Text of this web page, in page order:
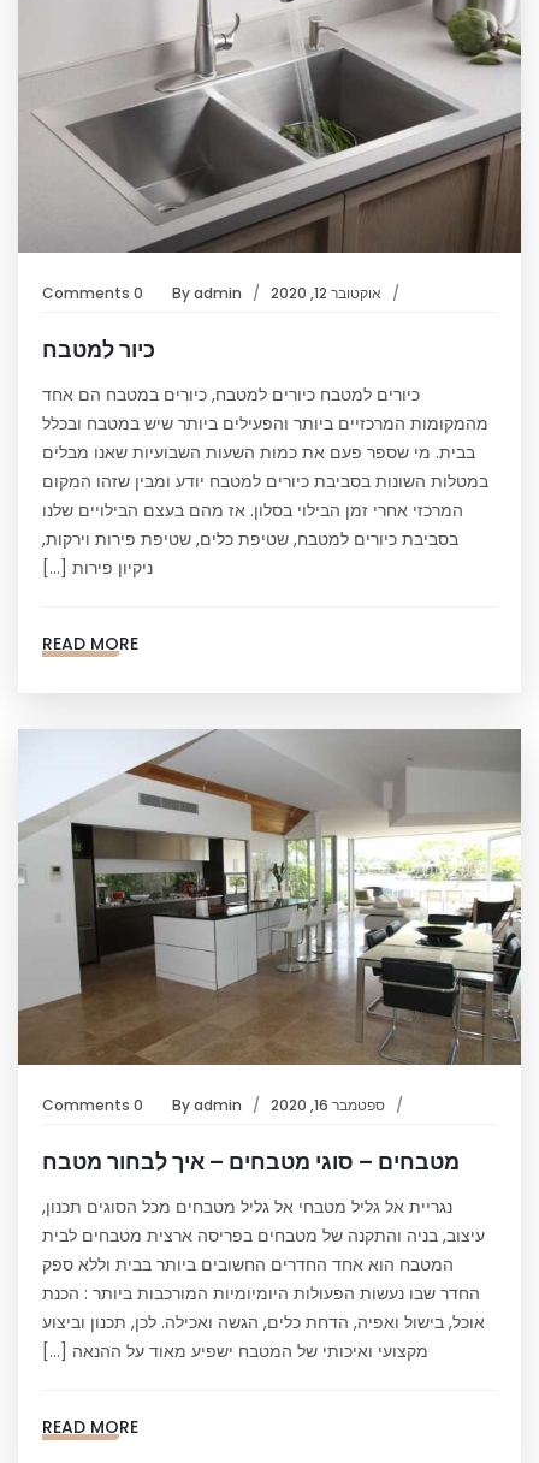
אוקטובר 12, 2020 Byadmin
0 Comments
כיור למטבח
כיורים למטבח כיורים למטבח, כיורים במטבח הם אחד
מהמקומות המרכזיים ביותר והפעילים ביותר שיש במטבח ובכלל
בבית. מי שספר פעם את כמות השעות השבועיות שאנו מבלים
במטלות השונות בסביבת כיורים למטבח יודע ומבין שזהו המקום
המרכזי אחרי זמן הבילוי בסלון. אז מהם בעצם הבילויים שלנו
בסביבת כיורים למטבח, שטיפת כלים, שטיפת פירות וירקות,
ניקיון פירות […]
READ MORE
ספטמבר 16, 2020 Byadmin
0 Comments
מטבחים – סוגי מטבחים – איך לבחור מטבח
נגריית אל גליל מטבחי אל גליל מטבחים מכל הסוגים תכנון,
עיצוב, בניה והתקנה של מטבחים בפריסה ארצית מטבחים לבית
המטבח הוא אחד החדרים החשובים ביותר בבית וללא ספק
החדר שבו נעשות הפעולות היומיומיות המורכבות ביותר : הכנת
אוכל, בישול ואפיה, הדחת כלים, הגשה ואכילה. לכן, תכנון וביצוע
מקצועי ואיכותי של המטבח ישפיע מאוד על ההנאה […]
READ MORE